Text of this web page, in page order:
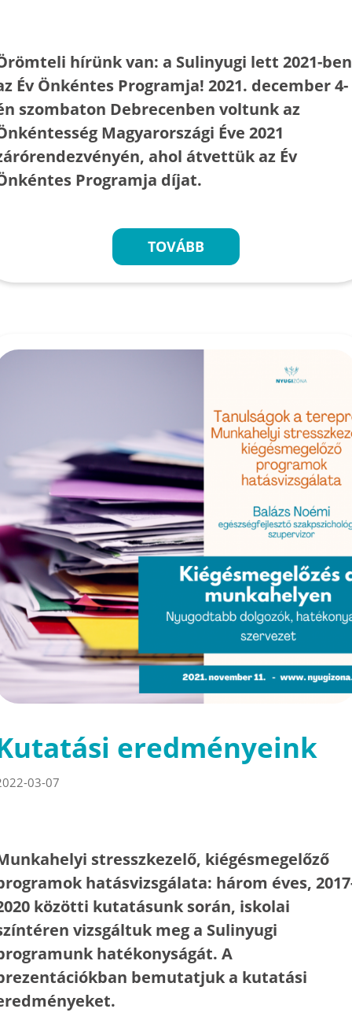
hírünk van: a Sulinyugi lett 2021-ben
Év Önkéntes Programja! 2021. december 4-
szombaton Debrecenben voltunk az
Magyarországi Éve 2021
ahol átvettük az Év
Programja díjat.
TOVÁBB
eredményeink
03-07
stresszkezelő, kiégésmegelőző
hatásvizsgálata: három éves,
közötti kutatásunk során, iskolai
vizsgáltuk meg a Sulinyugi
hatékonyságát. A
bemutatjuk a kutatási